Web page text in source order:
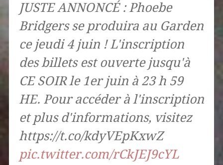
JUSTE ANNONCÉ : Phoebe
Bridgers se produira au Garden
ce jeudi 4 juin ! L'inscription
des billets est ouverte jusqu'à
CE SOIR le 1er juin à 23 h 59
HE. Pour accéder à l'inscription
et plus d'informations, visitez
https://t.co/kdyVEpKxwZ
pic.twitter.com/rCkJEJ9cYL